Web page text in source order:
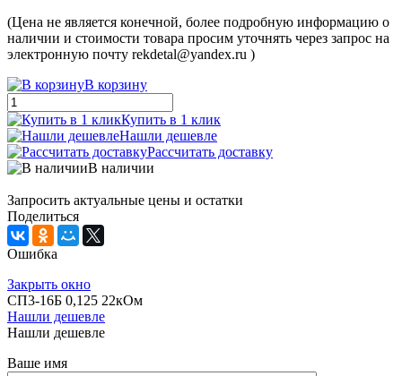
(Цена не является конечной, более подробную информацию о
наличии и стоимости товара просим уточнять через запрос на
электронную почту rekdetal@yandex.ru )
В корзину
Купить в 1 клик
Нашли дешевле
Рассчитать доставку
В наличии
Запросить актуальные цены и остатки
Поделиться
Ошибка
Закрыть окно
СП3-16Б 0,125 22кОм
Нашли дешевле
Нашли дешевле
Ваше имя